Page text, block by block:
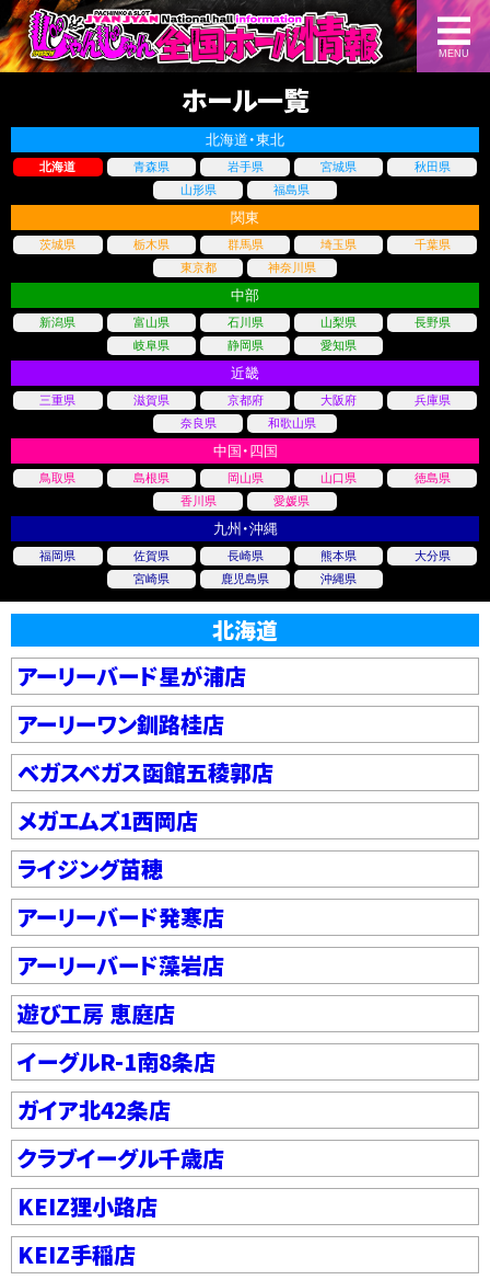
MENU
ホール一覧
北海道・東北
北海道 青森県 岩手県 宮城県
秋田県
山形県
福島県
関東
茨城県 栃木県 群馬県 埼玉県
千葉県
東京都
神奈川県
中部
新潟県 富山県 石川県 山梨県
長野県
岐阜県
静岡県 愛知県
近畿
三重県 滋賀県 京都府 大阪府
兵庫県
奈良県
和歌山県
中国・四国
鳥取県 島根県 岡山県 山口県
徳島県
香川県
愛媛県
九州・沖縄
福岡県 佐賀県 長崎県 熊本県
大分県
宮崎県
鹿児島県 沖縄県
北海道
アーリーバード星が浦店
アーリーワン釧路桂店
ベガスベガス函館五稜郭店
メガエムズ1西岡店
ライジング苗穂
アーリーバード発寒店
アーリーバード藻岩店
遊び工房 恵庭店
イーグルR-1南8条店
ガイア北42条店
クラブイーグル千歳店
KEIZ狸小路店
KEIZ手稲店